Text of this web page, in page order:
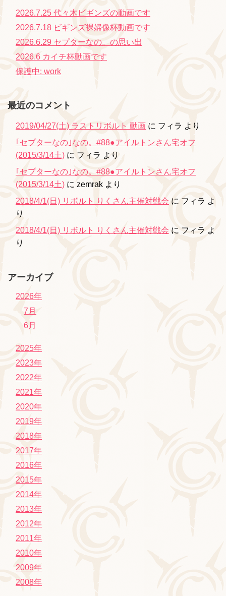
2026.7.25 代々木ビギンズの動画です
2026.7.18 ビギンズ裸婦像杯動画です
2026.6.29 セプターなの。の思い出
2026.6 カイチ杯動画です
保護中: work
最近のコメント
2019/04/27(土) ラストリボルト 動画 に フィラ より
｢セプターなの｣なの。#88●アイルトンさん宅オフ
(2015/3/14土) に フィラ より
｢セプターなの｣なの。#88●アイルトンさん宅オフ
(2015/3/14土) に zemrak より
2018/4/1(日) リボルト りくさん主催対戦会 に フィラ よ
り
2018/4/1(日) リボルト りくさん主催対戦会 に フィラ よ
り
アーカイブ
2026年
7月
6月
2025年
2023年
2022年
2021年
2020年
2019年
2018年
2017年
2016年
2015年
2014年
2013年
2012年
2011年
2010年
2009年
2008年